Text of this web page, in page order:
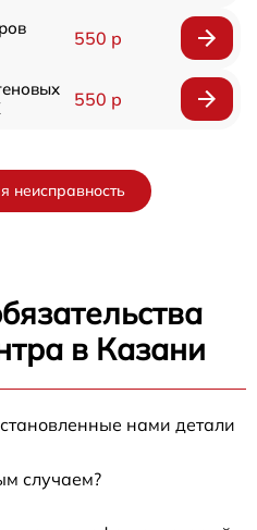
550 р
550 р
неисправность
в Казани
нами детали
случаем?